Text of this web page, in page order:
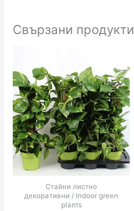
Свързани продукти
Стайни листно
декоративни / Indoor green
plants